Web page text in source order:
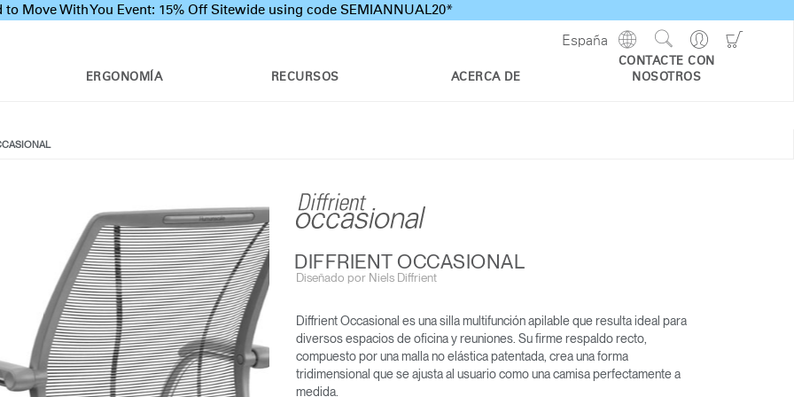
to Move With You Event: 15% Off Sitewide using code SEMIANNUAL20*
ERGONOMÍA RECURSOS ACERCA DE
CONTACTE CON
NOSOTROS
Go
to
Search
Site
España
Show
Regions
SMART OCEAN SILLA DIFFRIENT WORLD
SILLA DE TRABAJO WORLD
ONE
EXCLUSIVA: TRABAJO DESDE
CASA
LIBERTY OCEAN
DIFFRIENT OCCASIONAL
Diseñado por Niels Diffrient
Diffrient Occasional es una silla multifunción apilable que resulta ideal para
diversos espacios de oficina y reuniones. Su firme respaldo recto,
compuesto por una malla no elástica patentada, crea una forma
tridimensional que se ajusta al usuario como una camisa perfectamente a
medida.